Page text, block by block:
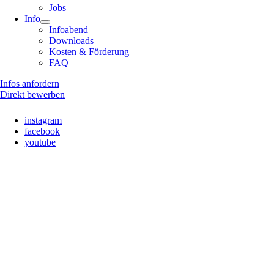
Jobs
Info
Infoabend
Downloads
Kosten & Förderung
FAQ
Infos anfordern
Direkt bewerben
instagram
facebook
youtube